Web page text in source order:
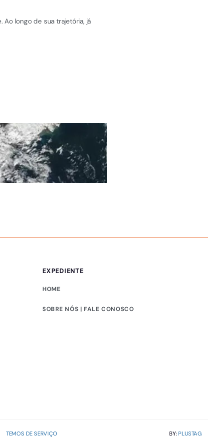
Ao longo de sua trajetória, já
EXPEDIENTE
HOME
SOBRE NÓS | FALE CONOSCO
TEMOS DE SERVIÇO BY:PLUSTAG